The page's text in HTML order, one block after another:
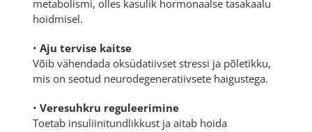
metabolismi, olles kasulik hormonaalse tasakaalu
hoidmisel.
• Aju tervise kaitse
Võib vähendada oksüdatiivset stressi ja põletikku,
mis on seotud neurodegeneratiivsete haigustega.
• Veresuhkru reguleerimine
Toetab insuliinitundlikkust ja aitab hoida